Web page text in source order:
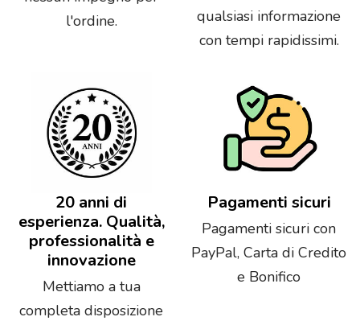
l'ordine.
qualsiasi informazione
con tempi rapidissimi.
20 anni di
esperienza. Qualità,
professionalità e
innovazione
Mettiamo a tua
completa disposizione
Pagamenti sicuri
Pagamenti sicuri con
PayPal, Carta di Credito
e Bonifico